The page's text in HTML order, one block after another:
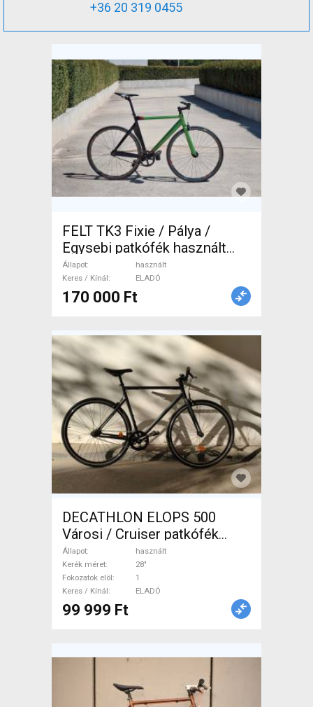
+36 20 319 0455
FELT TK3 Fixie / Pálya /
Egysebi patkófék használt
ELADÓ
Állapot
használt
Keres / Kínál
ELADÓ
170 000 Ft
DECATHLON ELOPS 500
Városi / Cruiser patkófék
használt ELADÓ
Állapot
használt
Kerék méret
28"
Fokozatok elöl
1
Keres / Kínál
ELADÓ
99 999 Ft